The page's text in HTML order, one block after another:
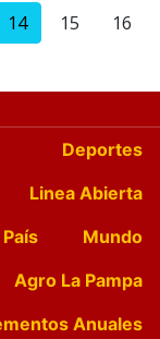
14 15
16
Deportes
Linea Abierta
País
Mundo
Agro La Pampa
Anuales